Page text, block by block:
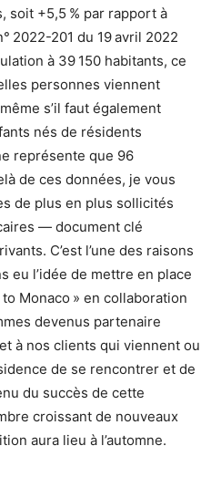
soit +5,5 % par rapport à
2022-201 du 19 avril 2022
à 39 150 habitants, ce
personnes viennent
s’il faut également
nés de résidents
représente que 96
de ces données, je vous
de plus en plus sollicités
— document clé
C’est l’une des raisons
eu l’idée de mettre en place
Monaco » en collaboration
devenus partenaire
à nos clients qui viennent ou
de se rencontrer et de
du succès de cette
croissant de nouveaux
aura lieu à l’automne.